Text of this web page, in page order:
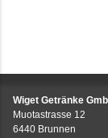
Wiget Getränke
Muotastrasse 12
6440 Brunnen